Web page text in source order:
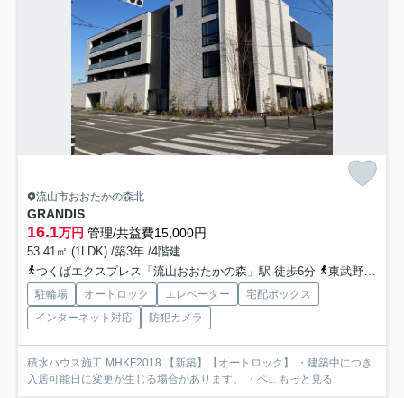
流山市おおたかの森北
GRANDIS
16.1万円 管理/共益費15,000円
53.41㎡ (1LDK) /築3年 /4階建
つくばエクスプレス「流山おおたかの森」駅 徒歩6分
東武野田線「流山おおたかの森」駅 徒歩6分
駐輪場 オートロック エレベーター
宅配ボックス
インターネット対応
防犯カメラ
積水ハウス施工 MHKF2018 【新築】【オートロック】 ・建築中につき
入居可能日に変更が生じる場合があります。 ・ペ... もっと見る